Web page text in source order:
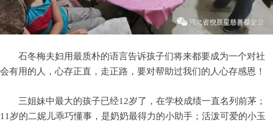
石冬梅夫妇用最质朴的语言告诉孩子们将来都要成为一个对社
会有用的人，心存正直，走正路，要对帮助过我们的人心存感恩！
三姐妹中最大的孩子已经12岁了，在学校成绩一直名列前茅；
11岁的二妮儿乖巧懂事，是奶奶最得力的小助手；活泼可爱的小玉